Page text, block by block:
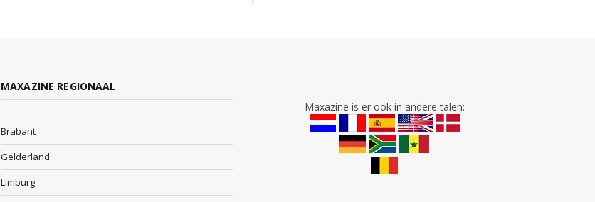
MAXAZINE REGIONAAL
Brabant
Gelderland
Limburg
Maxazine is er ook in andere talen: